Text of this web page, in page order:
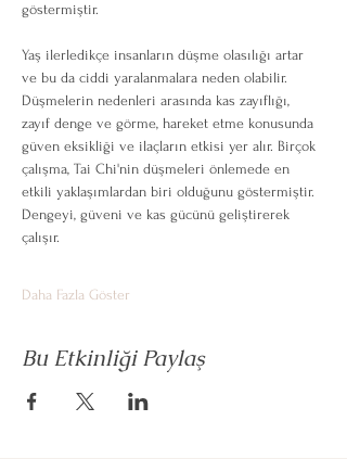
göstermiştir.
Yaş ilerledikçe insanların düşme olasılığı artar
ve bu da ciddi yaralanmalara neden olabilir.
Düşmelerin nedenleri arasında kas zayıflığı,
zayıf denge ve görme, hareket etme konusunda
güven eksikliği ve ilaçların etkisi yer alır. Birçok
çalışma, Tai Chi'nin düşmeleri önlemede en
etkili yaklaşımlardan biri olduğunu göstermiştir.
Dengeyi, güveni ve kas gücünü geliştirerek
çalışır.
Daha Fazla Göster
Bu Etkinliği Paylaş